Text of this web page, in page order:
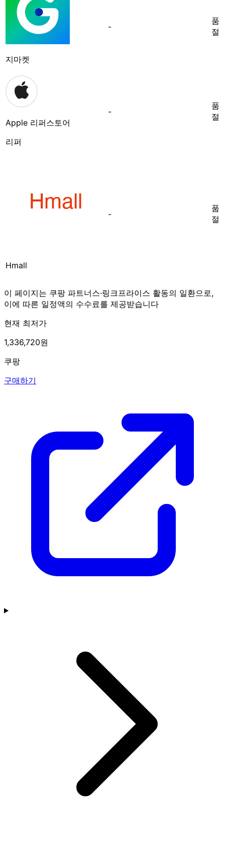
지마켓
-
품
절
Apple 리퍼스토어
리퍼
-
품
절
Hmall
-
품
절
이 페이지는 쿠팡 파트너스·링크프라이스 활동의 일환으로,
이에 따른 일정액의 수수료를 제공받습니다
현재 최저가
1,336,720원
쿠팡
구매하기